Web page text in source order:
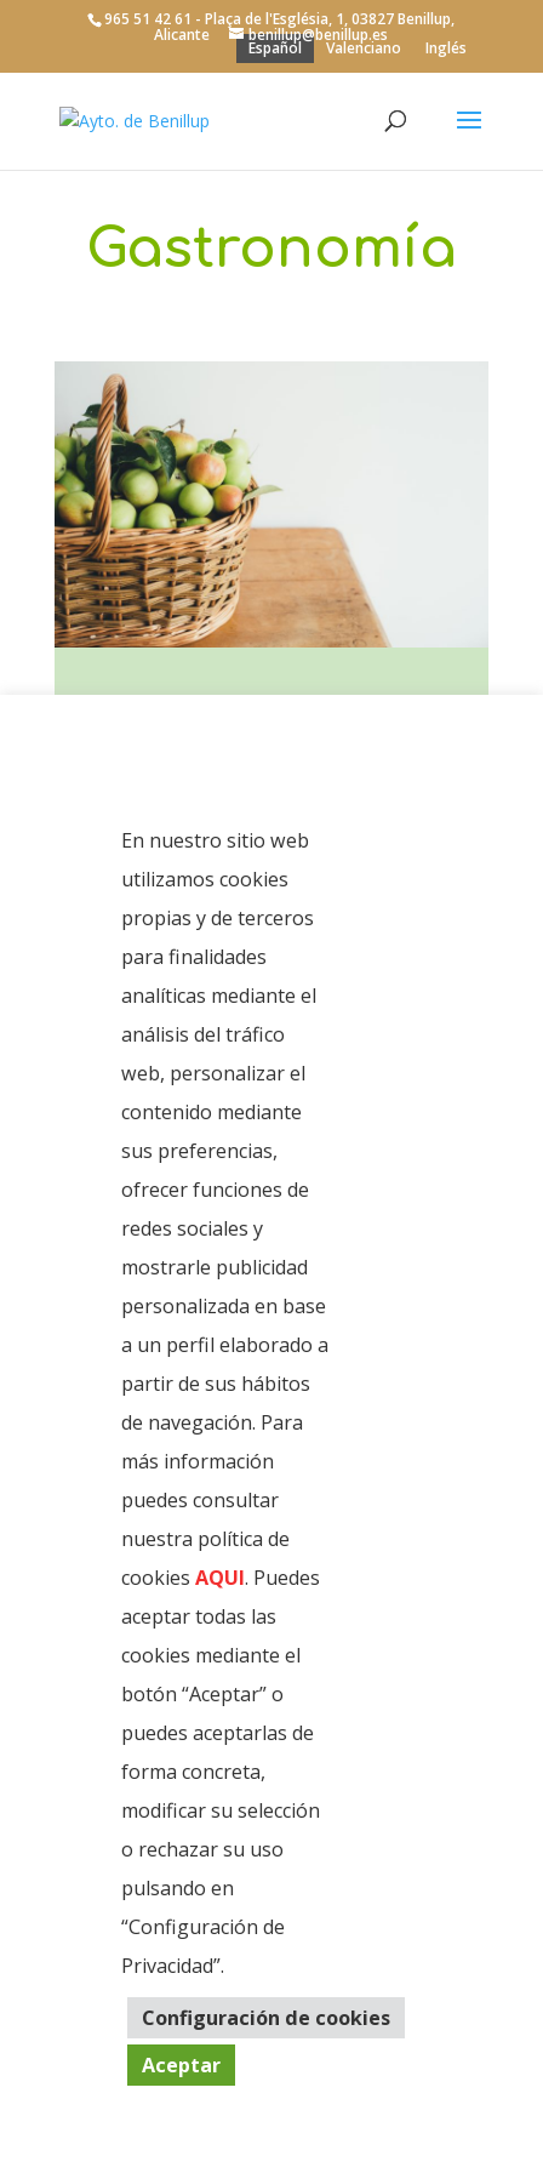
965 51 42 61 - Plaça de l'Església, 1, 03827 Benillup,
Alicante benillup@benillup.es
Español Valenciano Inglés
Gastronomía
este municipio de grandes atractivos.
Sequillos
Puchero
Higos Fritos
Noticias
Gastronomía
Aviso Legal
Política de cookies
Política de privacidad
En nuestro sitio web
utilizamos cookies
propias y de terceros
para finalidades
analíticas mediante el
análisis del tráfico
web, personalizar el
contenido mediante
sus preferencias,
ofrecer funciones de
redes sociales y
mostrarle publicidad
personalizada en base
a un perfil elaborado a
partir de sus hábitos
de navegación. Para
más información
puedes consultar
nuestra política de
cookies AQUI. Puedes
aceptar todas las
cookies mediante el
botón “Aceptar” o
puedes aceptarlas de
forma concreta,
modificar su selección
o rechazar su uso
pulsando en
“Configuración de
Privacidad”.
Configuración de cookies
Aceptar